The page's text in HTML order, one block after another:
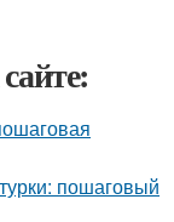
пошаговый